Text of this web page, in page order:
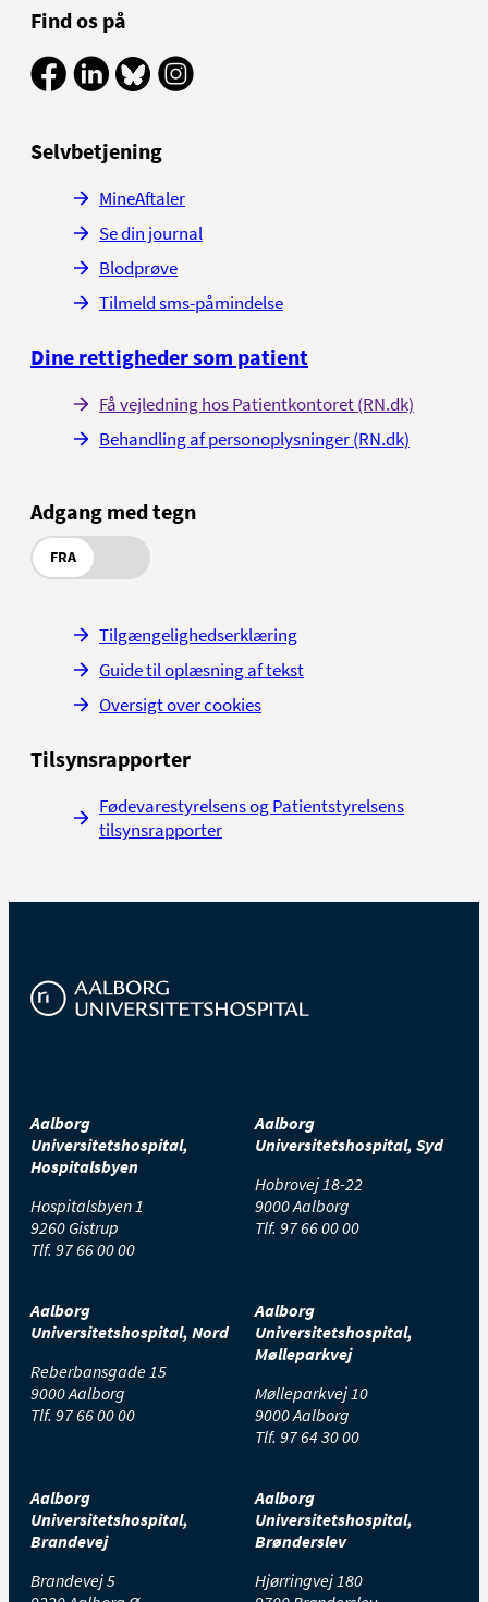
Find os på
Selvbetjening
MineAftaler
Se din journal
Blodprøve
Tilmeld sms-påmindelse
Dine rettigheder som patient
Få vejledning hos Patientkontoret (RN.dk)
Behandling af personoplysninger (RN.dk)
Adgang med tegn
FRA
Tilgængelighedserklæring
Guide til oplæsning af tekst
Oversigt over cookies
Tilsynsrapporter
Fødevarestyrelsens og Patientstyrelsens
tilsynsrapporter
Aalborg
Universitetshospital,
Hospitalsbyen
Hospitalsbyen 1
9260 Gistrup
Tlf. 97 66 00 00
Aalborg
Universitetshospital, Syd
Hobrovej 18-22
9000 Aalborg
Tlf. 97 66 00 00
Aalborg
Universitetshospital, Nord
Reberbansgade 15
9000 Aalborg
Tlf. 97 66 00 00
Aalborg
Universitetshospital,
Mølleparkvej
Mølleparkvej 10
9000 Aalborg
Tlf. 97 64 30 00
Aalborg
Universitetshospital,
Brandevej
Brandevej 5
Aalborg
Universitetshospital,
Brønderslev
Hjørringvej 180